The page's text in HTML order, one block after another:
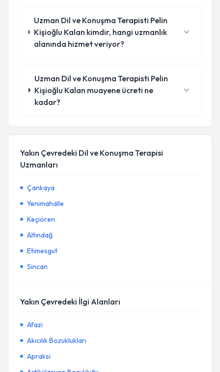
Uzman Dil ve Konuşma Terapisti Pelin
Kişioğlu Kalan kimdir, hangi uzmanlık
alanında hizmet veriyor?
Uzman Dil ve Konuşma Terapisti Pelin
Kişioğlu Kalan muayene ücreti ne
kadar?
Yakın Çevredeki Dil ve Konuşma Terapisi
Uzmanları
Çankaya
Yenimahalle
Keçiören
Altındağ
Etimesgut
Sincan
Yakın Çevredeki İlgi Alanları
Afazi
Akıcılık Bozuklukları
Apraksi